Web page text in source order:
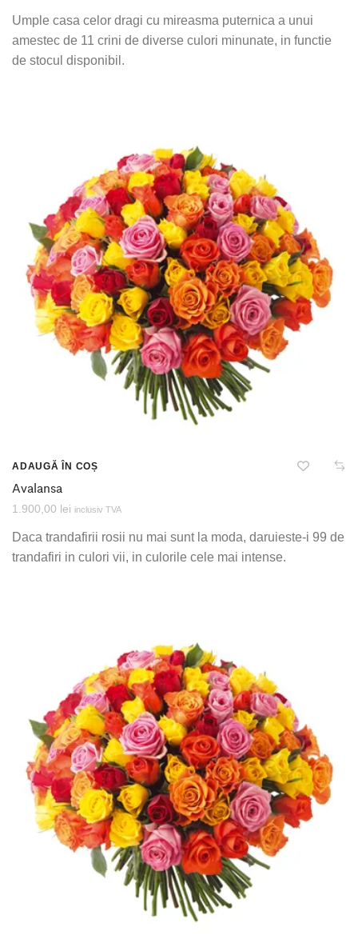
Umple casa celor dragi cu mireasma puternica a unui
amestec de 11 crini de diverse culori minunate, in functie
de stocul disponibil.
ADAUGĂ ÎN COȘ
Avalansa
1.900,00 lei inclusiv TVA
Daca trandafirii rosii nu mai sunt la moda, daruieste-i 99 de
trandafiri in culori vii, in culorile cele mai intense.